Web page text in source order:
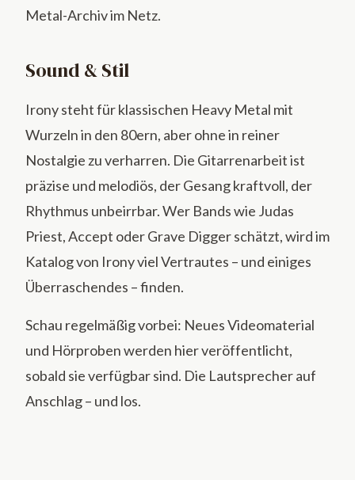
Metal-Archiv im Netz.
Sound & Stil
Irony steht für klassischen Heavy Metal mit
Wurzeln in den 80ern, aber ohne in reiner
Nostalgie zu verharren. Die Gitarrenarbeit ist
präzise und melodiös, der Gesang kraftvoll, der
Rhythmus unbeirrbar. Wer Bands wie Judas
Priest, Accept oder Grave Digger schätzt, wird im
Katalog von Irony viel Vertrautes – und einiges
Überraschendes – finden.
Schau regelmäßig vorbei: Neues Videomaterial
und Hörproben werden hier veröffentlicht,
sobald sie verfügbar sind. Die Lautsprecher auf
Anschlag – und los.